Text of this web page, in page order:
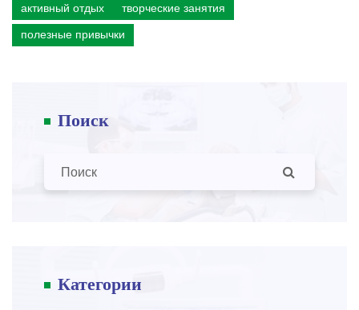
активный отдых
творческие занятия
полезные привычки
Поиск
Категории